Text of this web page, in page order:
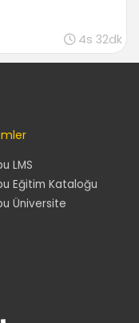
4s 32dk
LMS
Eğitim Kataloğu
Üniversite